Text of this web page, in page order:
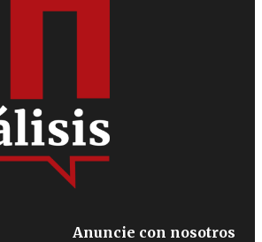
Anuncie con nosotros